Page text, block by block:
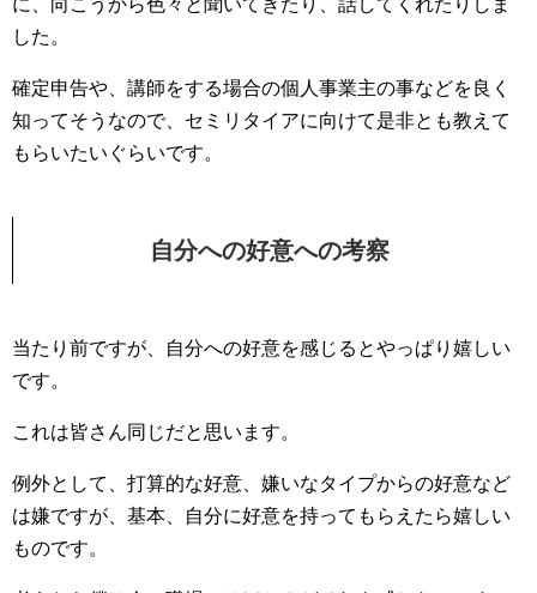
に、向こうから色々と聞いてきたり、話してくれたりしま
した。
確定申告や、講師をする場合の個人事業主の事などを良く
知ってそうなので、セミリタイアに向けて是非とも教えて
もらいたいぐらいです。
自分への好意への考察
当たり前ですが、自分への好意を感じるとやっぱり嬉しい
です。
これは皆さん同じだと思います。
例外として、打算的な好意、嫌いなタイプからの好意など
は嫌ですが、基本、自分に好意を持ってもらえたら嬉しい
ものです。